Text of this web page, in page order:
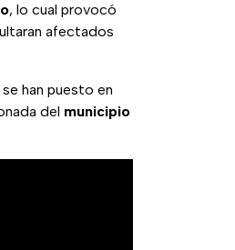
, lo cual provocó
afectados
han puesto en
del municipio